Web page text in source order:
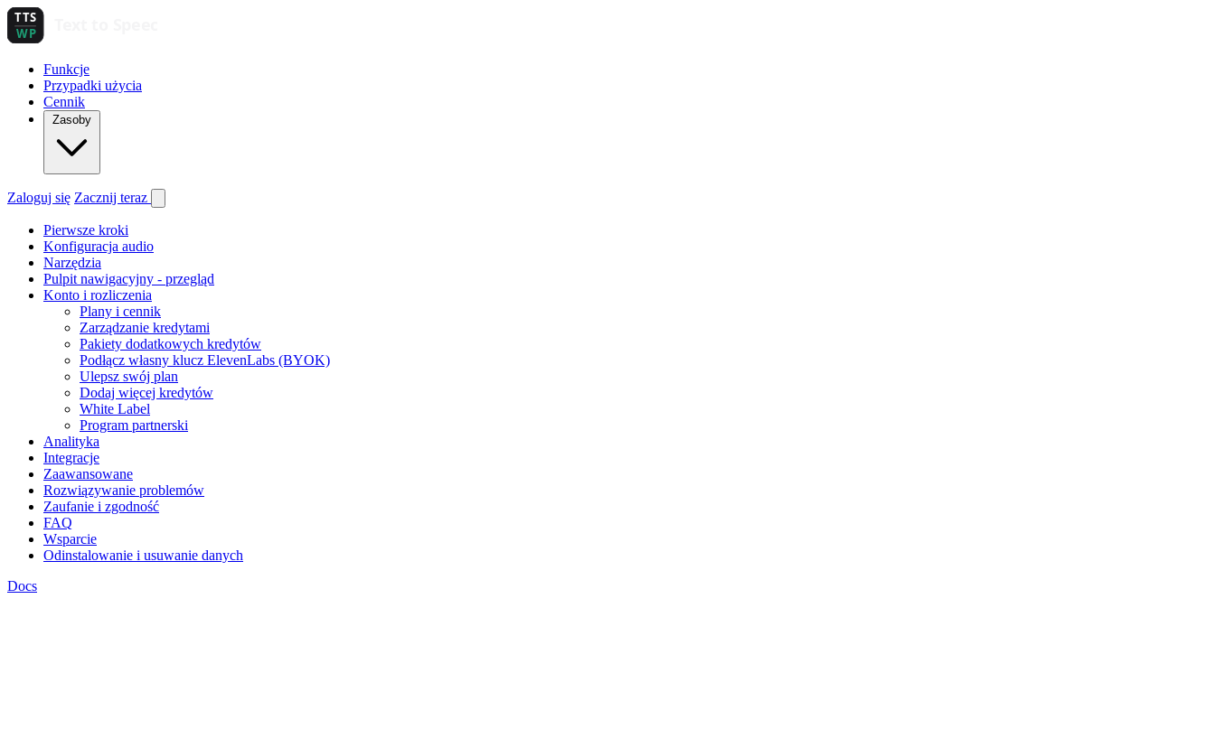
Funkcje
Przypadki użycia
Cennik
Zasoby
Zaloguj się Zacznij teraz
Pierwsze kroki
Konfiguracja audio
Narzędzia
Pulpit nawigacyjny - przegląd
Konto i rozliczenia
Plany i cennik
Zarządzanie kredytami
Pakiety dodatkowych kredytów
Podłącz własny klucz ElevenLabs (BYOK)
Ulepsz swój plan
Dodaj więcej kredytów
White Label
Program partnerski
Analityka
Integracje
Zaawansowane
Rozwiązywanie problemów
Zaufanie i zgodność
FAQ
Wsparcie
Odinstalowanie i usuwanie danych
Docs